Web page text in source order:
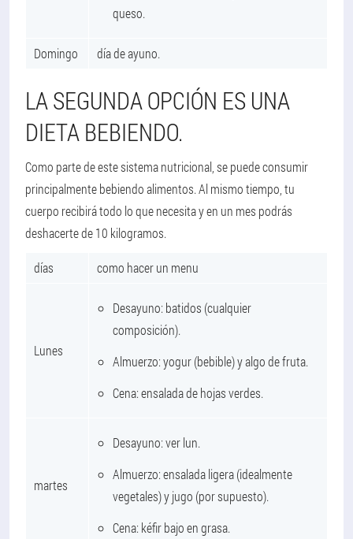
queso.
Domingo día de ayuno.
LA SEGUNDA OPCIÓN ES UNA
DIETA BEBIENDO.
Como parte de este sistema nutricional, se puede consumir
principalmente bebiendo alimentos. Al mismo tiempo, tu
cuerpo recibirá todo lo que necesita y en un mes podrás
deshacerte de 10 kilogramos.
días como hacer un menu
Lunes
Desayuno: batidos (cualquier
composición).
Almuerzo: yogur (bebible) y algo de fruta.
Cena: ensalada de hojas verdes.
martes
Desayuno: ver lun.
Almuerzo: ensalada ligera (idealmente
vegetales) y jugo (por supuesto).
Cena: kéfir bajo en grasa.